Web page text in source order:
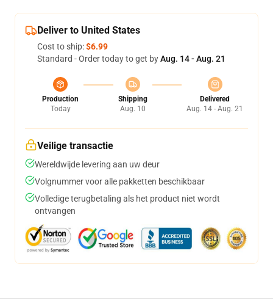
Deliver to United States
Cost to ship:$6.99
Standard - Order today to get byAug. 14 - Aug. 21
Production
Today
Shipping
Aug. 10
Delivered
Aug. 14 - Aug. 21
Veilige transactie
Wereldwijde levering aan uw deur
Volgnummer voor alle pakketten beschikbaar
Volledige terugbetaling als het product niet wordt
ontvangen